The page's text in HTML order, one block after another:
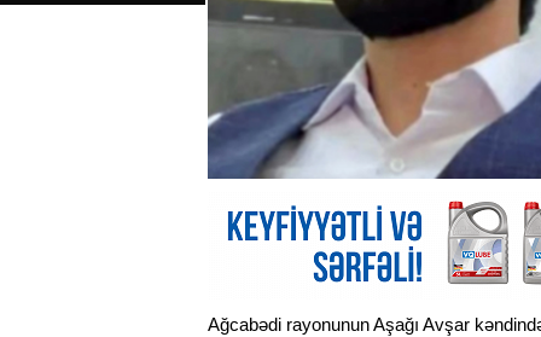
Ağcabədi rayonunun Aşağı Avşar